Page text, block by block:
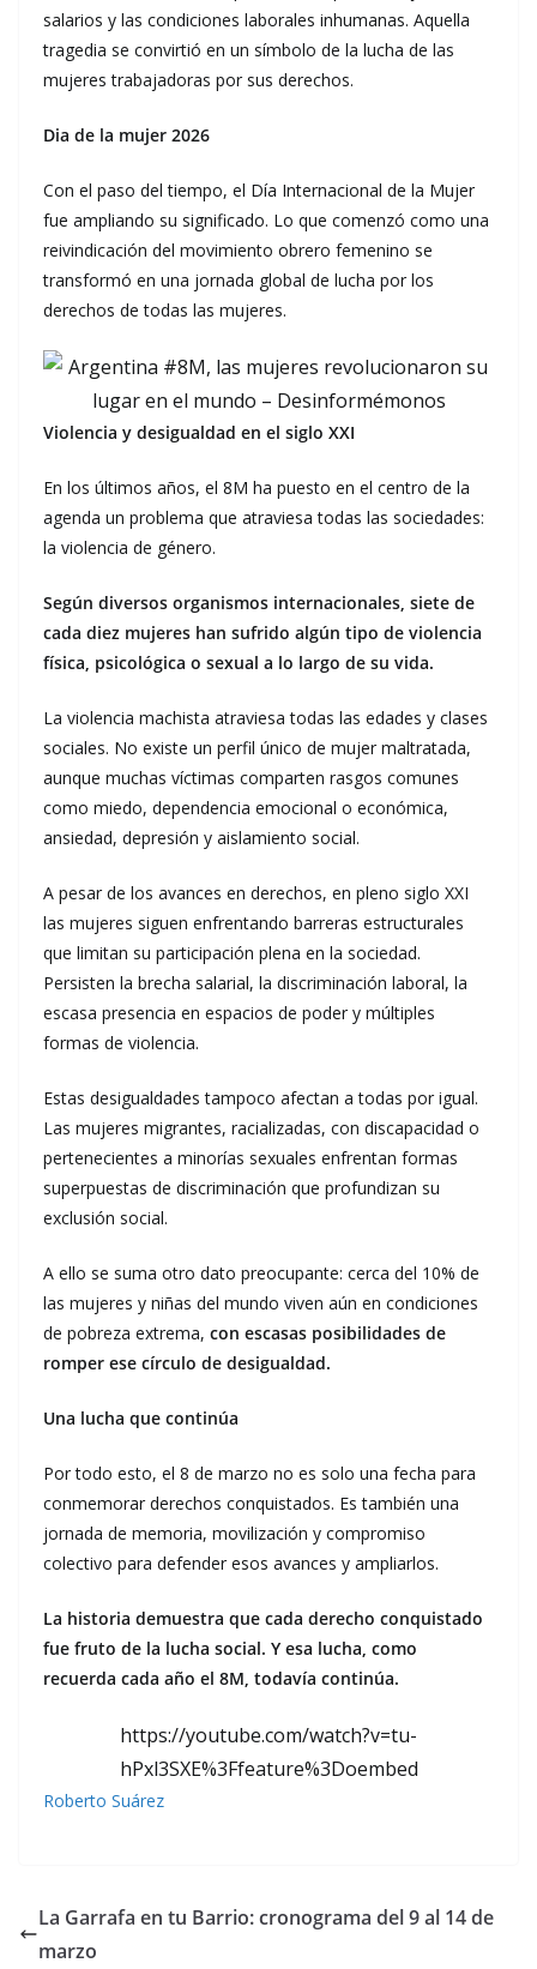
salarios y las condiciones laborales inhumanas. Aquella
tragedia se convirtió en un símbolo de la lucha de las
mujeres trabajadoras por sus derechos.
Dia de la mujer 2026
Con el paso del tiempo, el Día Internacional de la Mujer
fue ampliando su significado. Lo que comenzó como una
reivindicación del movimiento obrero femenino se
transformó en una jornada global de lucha por los
derechos de todas las mujeres.
Violencia y desigualdad en el siglo XXI
En los últimos años, el 8M ha puesto en el centro de la
agenda un problema que atraviesa todas las sociedades:
la violencia de género.
Según diversos organismos internacionales, siete de
cada diez mujeres han sufrido algún tipo de violencia
física, psicológica o sexual a lo largo de su vida.
La violencia machista atraviesa todas las edades y clases
sociales. No existe un perfil único de mujer maltratada,
aunque muchas víctimas comparten rasgos comunes
como miedo, dependencia emocional o económica,
ansiedad, depresión y aislamiento social.
A pesar de los avances en derechos, en pleno siglo XXI
las mujeres siguen enfrentando barreras estructurales
que limitan su participación plena en la sociedad.
Persisten la brecha salarial, la discriminación laboral, la
escasa presencia en espacios de poder y múltiples
formas de violencia.
Estas desigualdades tampoco afectan a todas por igual.
Las mujeres migrantes, racializadas, con discapacidad o
pertenecientes a minorías sexuales enfrentan formas
superpuestas de discriminación que profundizan su
exclusión social.
A ello se suma otro dato preocupante: cerca del 10% de
las mujeres y niñas del mundo viven aún en condiciones
de pobreza extrema, con escasas posibilidades de
romper ese círculo de desigualdad.
Una lucha que continúa
Por todo esto, el 8 de marzo no es solo una fecha para
conmemorar derechos conquistados. Es también una
jornada de memoria, movilización y compromiso
colectivo para defender esos avances y ampliarlos.
La historia demuestra que cada derecho conquistado
fue fruto de la lucha social. Y esa lucha, como
recuerda cada año el 8M, todavía continúa.
https://youtube.com/watch?v=tu-
hPxl3SXE%3Ffeature%3Doembed
Roberto Suárez
La Garrafa en tu Barrio: cronograma del 9 al 14 de
marzo